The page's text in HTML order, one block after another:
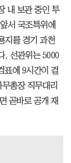
내 보관 중인 투
서 국조특위에
지를 경기 과천
. 선관위는 5000
표에 9시간이 걸
총장 직무대리
곧바로 공개 재